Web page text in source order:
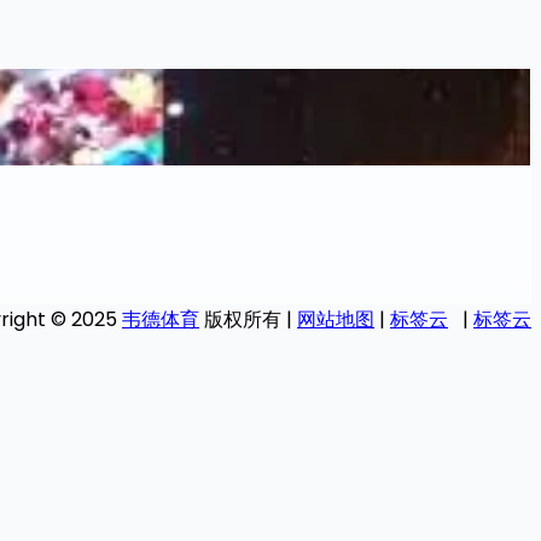
© 2025韦德体育版权所有 | 网站地图 | 标签云 | 标签云